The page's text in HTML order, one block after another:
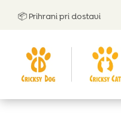
📦 Prihrani pri dostavi